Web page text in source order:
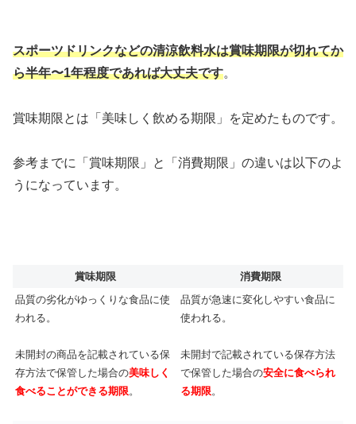
スポーツドリンクなどの清涼飲料水は賞味期限が切れてか
ら半年〜1年程度であれば大丈夫です。
賞味期限とは「美味しく飲める期限」を定めたものです。
参考までに「賞味期限」と「消費期限」の違いは以下のよ
うになっています。
賞味期限
消費期限
品質の劣化がゆっくりな食品に使
われる。
未開封の商品を記載されている保
存方法で保管した場合の美味しく
食べることができる期限 。
品質が急速に変化しやすい食品に
使われる。
未開封で記載されている保存方法
で保管した場合の安全に食べられ
る期限 。